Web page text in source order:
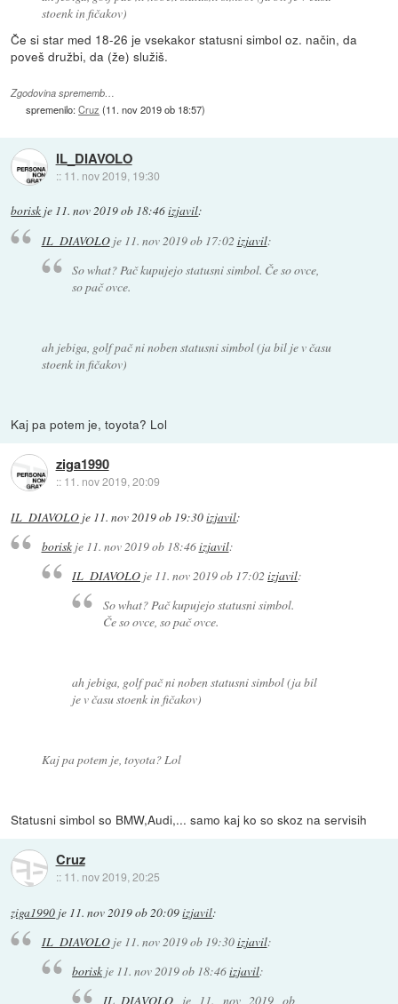
stoenk in fičakov)
Če si star med 18-26 je vsekakor statusni simbol oz. način, da
poveš družbi, da (že) služiš.
Zgodovina sprememb…
spremenilo:Cruz (11. nov 2019 ob 18:57)
IL_DIAVOLO
:: 11. nov 2019, 19:30
borisk je 11. nov 2019 ob 18:46izjavil:
IL_DIAVOLOje 11. nov 2019 ob 17:02 izjavil:
So what? Pač kupujejo statusni simbol. Če so ovce,
so pač ovce.
ah jebiga, golf pač ni noben statusni simbol (ja bil je v času
stoenk in fičakov)
Kaj pa potem je, toyota? Lol
ziga1990
:: 11. nov 2019, 20:09
IL_DIAVOLO je 11. nov 2019 ob 19:30izjavil:
boriskje 11. nov 2019 ob 18:46izjavil:
IL_DIAVOLO je 11. nov 2019 ob 17:02izjavil:
So what? Pač kupujejo statusni simbol.
Če so ovce, so pač ovce.
ah jebiga, golf pač ni noben statusni simbol (ja bil
je v času stoenk in fičakov)
Kaj pa potem je, toyota? Lol
Statusni simbol so BMW,Audi,... samo kaj ko so skoz na servisih
Cruz
:: 11. nov 2019, 20:25
ziga1990 je 11. nov 2019 ob 20:09izjavil:
IL_DIAVOLOje 11. nov 2019 ob 19:30izjavil:
borisk je 11. nov 2019 ob 18:46izjavil:
IL_DIAVOLOje 11. nov 2019 ob